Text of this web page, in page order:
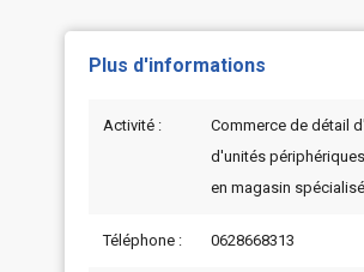
Plus d'informations
Activité :
Commerce de détail
d'unités
en magasin
Téléphone : 0628668313